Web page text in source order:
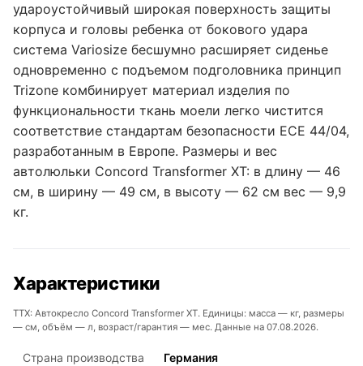
удароустойчивый широкая поверхность защиты
корпуса и головы ребенка от бокового удара
система Variosize бесшумно расширяет сиденье
одновременно с подъемом подголовника принцип
Trizone комбинирует материал изделия по
функциональности ткань моели легко чистится
соответствие стандартам безопасности ЕСЕ 44/04,
разработанным в Европе. Размеры и вес
автолюльки Concord Transformer XT: в длину — 46
см, в ширину — 49 см, в высоту — 62 см вес — 9,9
кг.
Характеристики
ТТХ: Автокресло Concord Transformer XT. Единицы: масса — кг, размеры
— см, объём — л, возраст/гарантия — мес. Данные на 07.08.2026.
Страна производства Германия